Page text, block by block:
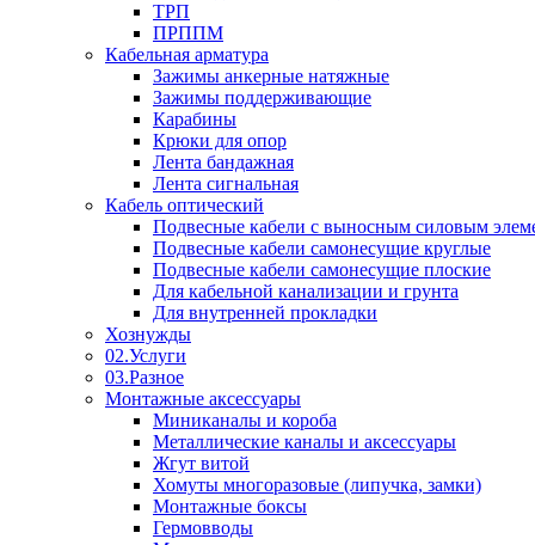
ТРП
ПРППМ
Кабельная арматура
Зажимы анкерные натяжные
Зажимы поддерживающие
Карабины
Крюки для опор
Лента бандажная
Лента сигнальная
Кабель оптический
Подвесные кабели с выносным силовым
Подвесные кабели самонесущие круглые
Подвесные кабели самонесущие плоские
Для кабельной канализации и грунта
Для внутренней прокладки
Хознужды
02.Услуги
03.Разное
Монтажные аксессуары
Миниканалы и короба
Металлические каналы и аксессуары
Жгут витой
Хомуты многоразовые (липучка, замки)
Монтажные боксы
Гермовводы